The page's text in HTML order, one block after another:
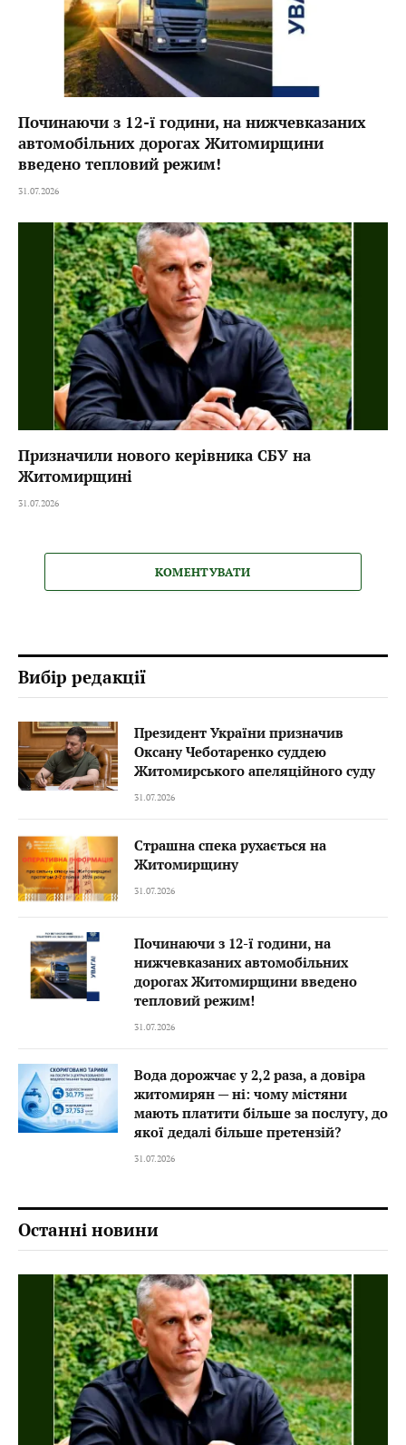
Починаючи з 12-ї години, на нижчевказаних
автомобільних дорогах Житомирщини
введено тепловий режим!
31.07.2026
Призначили нового керівника СБУ на
Житомирщині
31.07.2026
КОМЕНТУВАТИ
Вибір редакції
Президент України призначив
Оксану Чеботаренко суддею
Житомирського апеляційного суду
31.07.2026
Страшна спека рухається на
Житомирщину
31.07.2026
Починаючи з 12-ї години, на
нижчевказаних автомобільних
дорогах Житомирщини введено
тепловий режим!
31.07.2026
Вода дорожчає у 2,2 раза, а довіра
житомирян — ні: чому містяни
мають платити більше за послугу, до
якої дедалі більше претензій?
31.07.2026
Останні новини